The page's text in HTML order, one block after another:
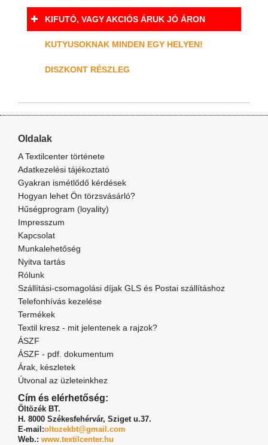
KIFUTÓ, VAGY AKCIÓS ÁRUK JÓ ÁRON
KUTYUSOKNAK MINDEN EGY HELYEN!
DISZKONT RÉSZLEG
Oldalak
A Textilcenter története
Adatkezelési tájékoztató
Gyakran ismétlődő kérdések
Hogyan lehet Ön törzsvásárló?
Hűségprogram (loyality)
Impresszum
Kapcsolat
Munkalehetőség
Nyitva tartás
Rólunk
Szállítási-csomagolási díjak GLS és Postai szállításhoz
Telefonhívás kezelése
Termékek
Textil kresz - mit jelentenek a rajzok?
ÁSZF
ÁSZF - pdf. dokumentum
Árak, készletek
Útvonal az üzleteinkhez
Cím és elérhetőség:
Öltözék BT.
H. 8000 Székesfehérvár, Sziget u.37.
E-mail:oltozekbt@gmail.com
Web.: www.textilcenter.hu